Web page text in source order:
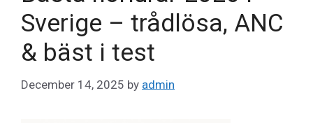
Sverige – trådlösa, ANC
& bäst i test
December 14, 2025 by admin